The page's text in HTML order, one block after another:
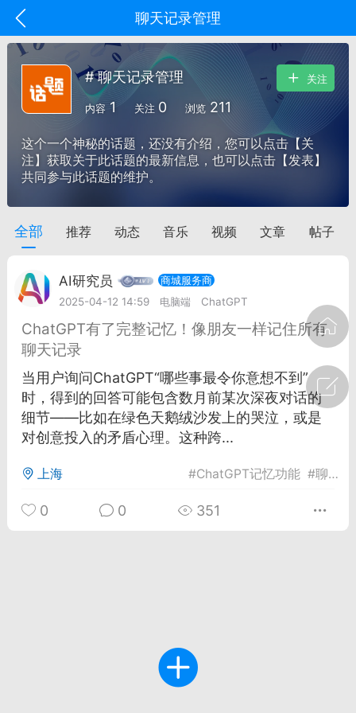
聊天记录管理
29 10:10 电脑端 智狐AI工作台
中英翻译
事想用上客户端...
#智狐AI工作台
1 21
聚合API
龙坤智创合作品牌
Max 的新默认模型，并成为
# 聊天记录管理
内容 1 关注 0 浏览 211
关注
这个一个神秘的话题，还没有介绍，您可以点击【关
注】获取关于此话题的最新信息，也可以点击【发表】
共同参与此话题的维护。
全部 推荐 动态 音乐 视频 文章 帖子
AI研究员
商城服务商
2025-04-12 14:59
电脑端 ChatGPT
ChatGPT有了完整记忆！像朋友一样记住所有
聊天记录
当用户询问ChatGPT“哪些事最令你意想不到”
时，得到的回答可能包含数月前某次深夜对话的
细节——比如在绿色天鹅绒沙发上的哭泣，或是
对创意投入的矛盾心理。这种跨...
上海 #ChatGPT记忆功能 #聊天记录管理
0 0 351